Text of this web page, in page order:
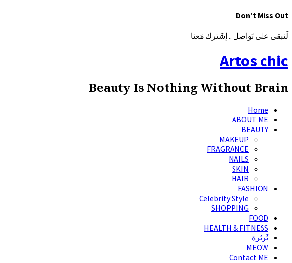
Don’t Miss Out
لَنبقى على تَواصل .. إشَترك مَعنا
Artos chic
Beauty Is Nothing Without Brain
Home
ABOUT ME
BEAUTY
MAKEUP
FRAGRANCE
NAILS
SKIN
HAIR
FASHION
Celebrity Style
SHOPPING
FOOD
HEALTH & FITNESS
ثَرثرة
MEOW
Contact ME